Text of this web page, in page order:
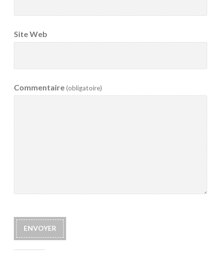
Site Web
Commentaire (obligatoire)
ENVOYER